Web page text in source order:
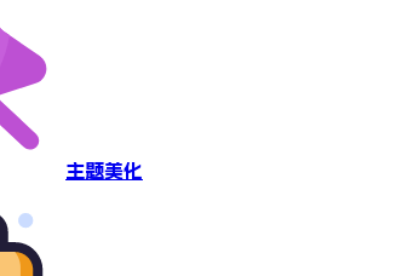
主题美化